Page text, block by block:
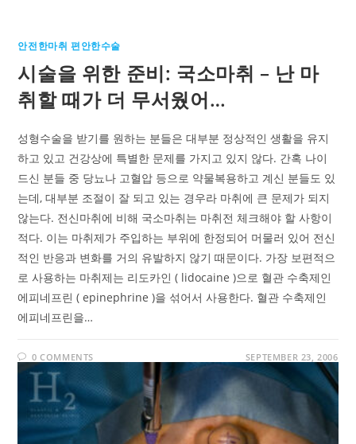
안전한마취 편안한수술
시술을 위한 준비: 국소마취 – 난 마
취할 때가 더 무서웠어…
성형수술을 받기를 원하는 분들은 대부분 정상적인 생활을 유지
하고 있고 건강상에 특별한 문제를 가지고 있지 않다. 간혹 나이
드신 분들 중 당뇨나 고혈압 등으로 약물복용하고 계신 분들도 있
는데, 대부분 조절이 잘 되고 있는 경우라 마취에 큰 문제가 되지
않는다. 전신마취에 비해 국소마취는 마취전 체크해야 할 사항이
적다. 이는 마취제가 주입하는 부위에 한정되어 머물러 있어 전신
적인 반응과 변화를 거의 유발하지 않기 때문이다. 가장 보편적으
로 사용하는 마취제는 리도카인 ( lidocaine )으로 혈관 수축제인
에피네프린 ( epinephrine )을 섞어서 사용한다. 혈관 수축제인
에피네프린을…
0 COMMENTS SEPTEMBER 23, 2006